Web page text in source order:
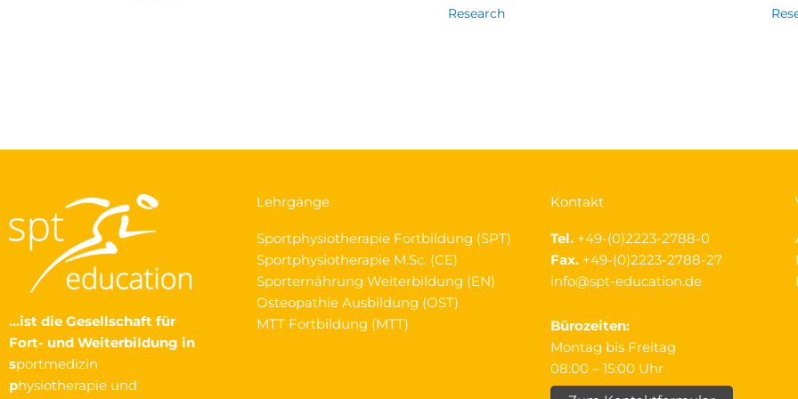
Research
…ist die Gesellschaft für
Fort- und Weiterbildung in
sportmedizin
physiotherapie und
Lehrgänge
Sportphysiotherapie Fortbildung (SPT)
Sportphysiotherapie M.Sc. (CE)
Sporternährung Weiterbildung (EN)
Osteopathie Ausbildung (OST)
MTT Fortbildung (MTT)
Kontakt
Tel. +49-(0)2223-2788-0
Fax. +49-(0)2223-2788-27
info@spt-education.de
Bürozeiten:
Montag bis Freitag
08:00 – 15:00 Uhr